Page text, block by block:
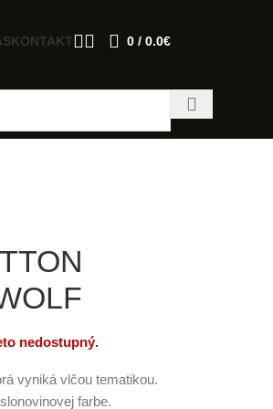
KONTAKT 0 / 0.0€
nedostupný.
vyniká vlčou tematikou.
farbe.